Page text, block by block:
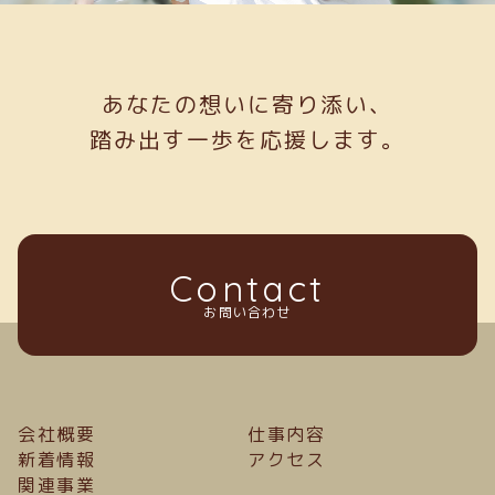
あなたの想いに寄り添い、
踏み出す一歩を応援します。
Contact
お問い合わせ
会社概要
仕事内容
新着情報
アクセス
関連事業